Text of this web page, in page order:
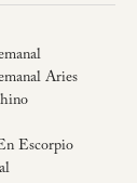
Aries
Escorpio